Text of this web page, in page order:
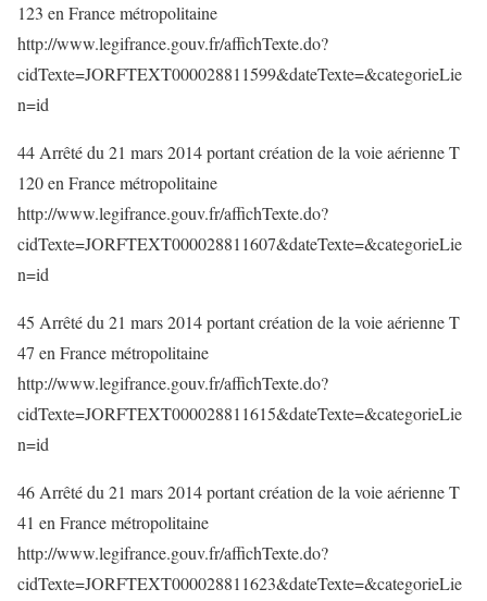
123 en France métropolitaine
http://www.legifrance.gouv.fr/affichTexte.do?
cidTexte=JORFTEXT000028811599&dateTexte=&categorieLie
n=id
44 Arrêté du 21 mars 2014 portant création de la voie aérienne T
120 en France métropolitaine
http://www.legifrance.gouv.fr/affichTexte.do?
cidTexte=JORFTEXT000028811607&dateTexte=&categorieLie
n=id
45 Arrêté du 21 mars 2014 portant création de la voie aérienne T
47 en France métropolitaine
http://www.legifrance.gouv.fr/affichTexte.do?
cidTexte=JORFTEXT000028811615&dateTexte=&categorieLie
n=id
46 Arrêté du 21 mars 2014 portant création de la voie aérienne T
41 en France métropolitaine
http://www.legifrance.gouv.fr/affichTexte.do?
cidTexte=JORFTEXT000028811623&dateTexte=&categorieLie